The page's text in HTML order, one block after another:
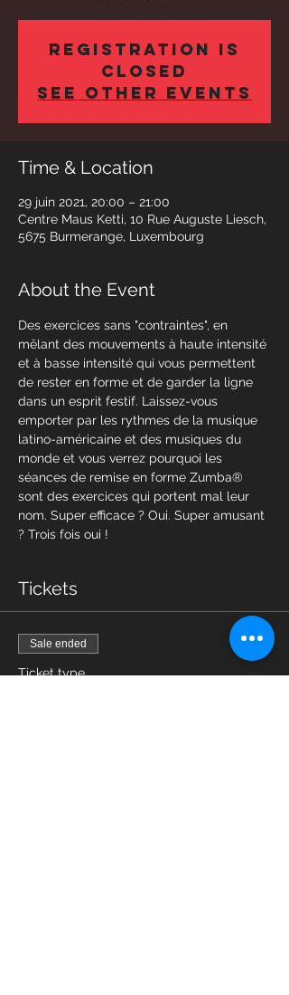
Registration is
Closed
See other events
Time & Location
29 juin 2021, 20:00 – 21:00
Centre Maus Ketti, 10 Rue Auguste Liesch,
5675 Burmerange, Luxembourg
About the Event
Des exercices sans "contraintes", en
mêlant des mouvements à haute intensité
et à basse intensité qui vous permettent
de rester en forme et de garder la ligne
dans un esprit festif. Laissez-vous
emporter par les rythmes de la musique
latino-américaine et des musiques du
monde et vous verrez pourquoi les
séances de remise en forme Zumba®
sont des exercices qui portent mal leur
nom. Super efficace ? Oui. Super amusant
? Trois fois oui !
Tickets
Sale ended
Ticket type